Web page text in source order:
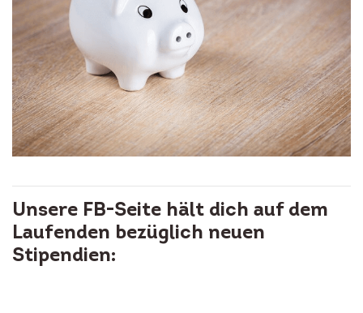
Unsere FB-Seite hält dich auf dem
Laufenden bezüglich neuen
Stipendien: